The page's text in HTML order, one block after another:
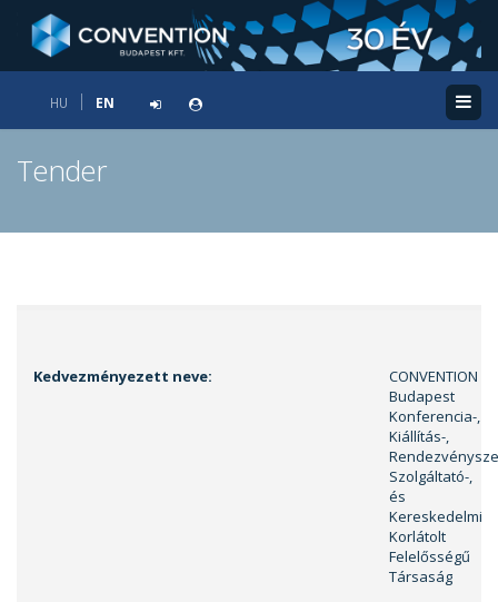
HU EN
Tender
Kedvezményezett neve:
CONVENTION
Budapest
Konferencia-,
Kiállítás-,
Szolgáltató-,
és
Kereskedelmi
Korlátolt
Felelősségű
Társaság